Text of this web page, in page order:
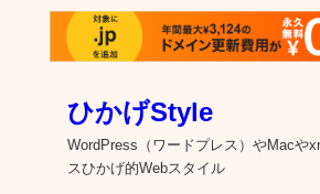
ひかげStyle
WordPress（ワードプレス）やMacや
スひかげ的Webスタイル